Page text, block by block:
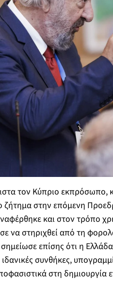
τον Κύπριο εκπρόσωπο,
ζήτημα στην επόμενη
και στον τρόπο
να στηριχθεί από τη
επίσης ότι η
συνθήκες,
στη